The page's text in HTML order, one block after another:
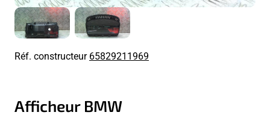
Réf. constructeur65829211969
Afficheur BMW